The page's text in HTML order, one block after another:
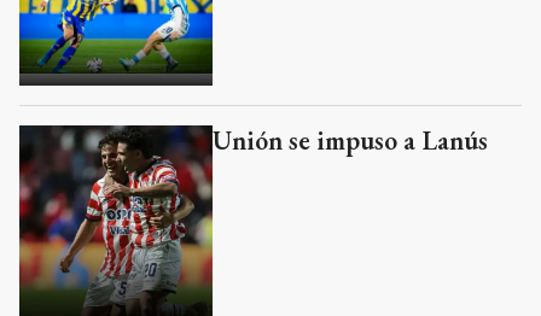
Unión se impuso a Lanús